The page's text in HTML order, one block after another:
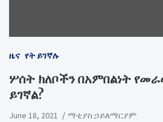
ዜና የት ይገኛሉ
ሦሰት ክለቦችን በአምበልነት
ይገኛል?
June 18, 2021 ማቲያስ ኃይለማርያም